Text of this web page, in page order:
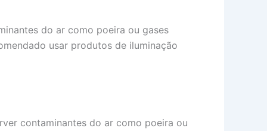
do ar como poeira ou gases
usar produtos de iluminação
contaminantes do ar como poeira ou